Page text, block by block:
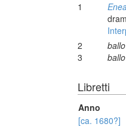
1
2
3
Libretti
Anno
[ca. 1680?]